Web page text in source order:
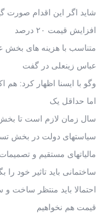
شاید اگر این اقدام صورت
افزایش قیمت ۲۰ درصد
متناسب با هزینه های بخش
عباس زینعلی در گفت
وگو با ایسنا اظهار کرد:
اما حداقل یک
سال زمان لازم است تا
سیاستهای دولت در بخش
مالیاتهای مستقیم و
ساختمانی باید تاثیر خود را
احتمالا باید منتظر ساخت
قیمت هم نخواهیم